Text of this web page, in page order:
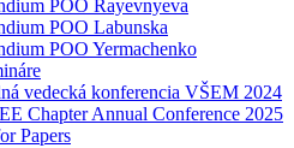
POO Rayevnyeva
POO Labunska
POO Yermachenko
vedecká konferencia VŠEM 2024
Chapter Annual Conference 2025
Papers